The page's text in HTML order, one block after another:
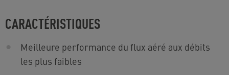
CARACTÉRISTIQUES
Meilleure performance du flux aéré aux débits
les plus faibles